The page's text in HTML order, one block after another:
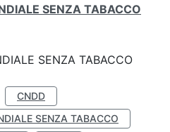
SENZA TABACCO
SENZA TABACCO
CNDD
SENZA TABACCO